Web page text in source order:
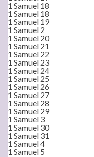
1 Samuel 18
1 Samuel 18
1 Samuel 19
1 Samuel 2
1 Samuel 20
1 Samuel 21
1 Samuel 22
1 Samuel 23
1 Samuel 24
1 Samuel 25
1 Samuel 26
1 Samuel 27
1 Samuel 28
1 Samuel 29
1 Samuel 3
1 Samuel 30
1 Samuel 31
1 Samuel 4
1 Samuel 5